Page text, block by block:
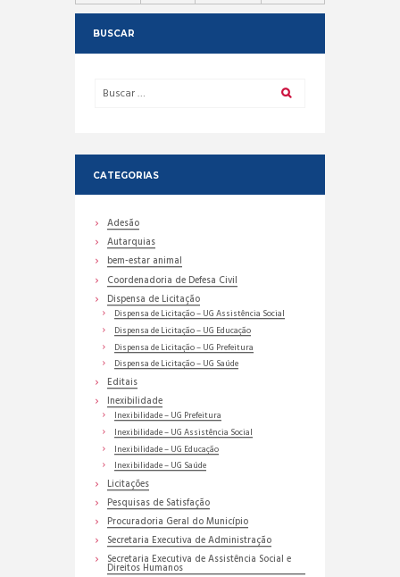
BUSCAR
CATEGORIAS
Adesão
Autarquias
bem-estar animal
Coordenadoria de Defesa Civil
Dispensa de Licitação
Dispensa de Licitação – UG Assistência Social
Dispensa de Licitação – UG Educação
Dispensa de Licitação – UG Prefeitura
Dispensa de Licitação – UG Saúde
Editais
Inexibilidade
Inexibilidade – UG Prefeitura
Inexibilidade – UG Assistência Social
Inexibilidade – UG Educação
Inexibilidade – UG Saúde
Licitações
Pesquisas de Satisfação
Procuradoria Geral do Município
Secretaria Executiva de Administração
Secretaria Executiva de Assistência Social e
Direitos Humanos